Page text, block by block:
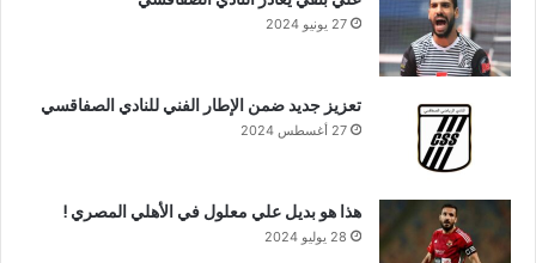
27 يونيو 2024
تعزيز جديد ضمن الإطار الفني للنادي الصفاقسي
27 أغسطس 2024
هذا هو بديل علي معلول في الأهلي المصري !
28 يوليو 2024